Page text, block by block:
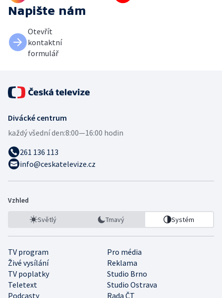
Napište nám
Otevřít
kontaktní
formulář
Divácké centrum
každý všední den:8:00—16:00 hodin
261 136 113
info@ceskatelevize.cz
Vzhled
Světlý Tmavý Systém
TV program
Pro média
Živé vysílání
Reklama
TV poplatky
Studio Brno
Teletext
Studio Ostrava
Podcasty
Rada ČT